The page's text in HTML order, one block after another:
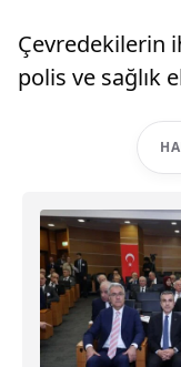
Çevredekilerin
polis ve sağlık